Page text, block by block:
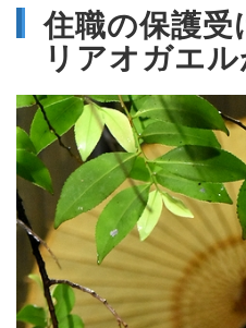
住職の保護
リアオガエ